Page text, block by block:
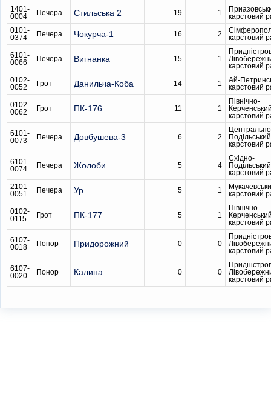
1401-
0004
Печера Стильська 2 19 1
карстовий
0101-
0374
Печера Чокурча-1 16 2
карстовий
6101-
0066
Печера Вигнанка 15 1
карстовий
0102-
0052
Грот Данильча-Коба 14 1
Ай-
карстовий
0102-
0062
Грот ПК-176 11 1
Північно-
карстовий
6101-
0073
Печера Довбушева-3 6 2
Подільський
карстовий
6101-
0074
Печера Жолоби 5 4
Східно-
Подільський
карстовий
2101-
0051
Печера Ур 5 1
карстовий
0102-
0115
Грот ПК-177 5 1
Північно-
карстовий
6107-
0018
Понор Придорожний 0 0
карстовий
6107-
0020
Понор Калина 0 0
карстовий